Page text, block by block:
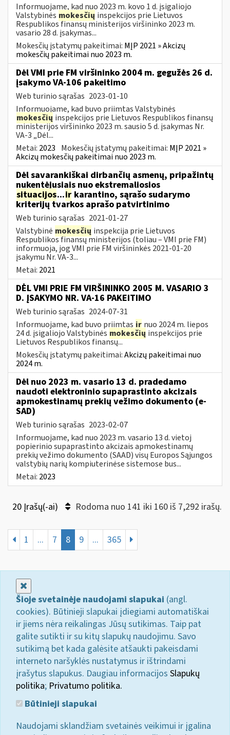
Informuojame, kad nuo 2023 m. kovo 1 d. įsigaliojo
Valstybinės mokesčių inspekcijos prie Lietuvos
Respublikos finansų ministerijos viršininko 2023 m.
vasario 28 d. įsakymas...
Mokesčių įstatymų pakeitimai: MĮP 2021 » Akcizų
mokesčių pakeitimai nuo 2023 m.
Dėl VMI prie FM viršininko 2004 m. gegužės 26 d.
įsakymo VA-106 pakeitimo
Web turinio sąrašas 2023-01-10
Informuojame, kad buvo priimtas Valstybinės
mokesčių inspekcijos prie Lietuvos Respublikos finansų
ministerijos viršininko 2023 m. sausio 5 d. įsakymas Nr.
VA-3 „Dėl...
Metai: 2023 Mokesčių įstatymų pakeitimai: MĮP 2021 »
Akcizų mokesčių pakeitimai nuo 2023 m.
Dėl savarankiškai dirbančių asmenų, pripažintų
nukentėjusiais nuo ekstremaliosios
situacijos...ir karantino, sąrašo sudarymo
kriterijų tvarkos aprašo patvirtinimo
Web turinio sąrašas 2021-01-27
Valstybinė mokesčių inspekcija prie Lietuvos
Respublikos finansų ministerijos (toliau – VMI prie FM)
informuoja, jog VMI prie FM viršininkės 2021-01-20
įsakymu Nr. VA-3...
Metai: 2021
DĖL VMI PRIE FM VIRŠININKO 2005 M. VASARIO 3
D. ĮSAKYMO NR. VA-16 PAKEITIMO
Web turinio sąrašas 2024-07-31
Informuojame, kad buvo priimtas ir nuo 2024 m. liepos
24 d. įsigaliojo Valstybinės mokesčių inspekcijos prie
Lietuvos Respublikos finansų...
Mokesčių įstatymų pakeitimai:Akcizų pakeitimai nuo
2024 m.
Dėl nuo 2023 m. vasario 13 d. pradedamo
naudoti elektroninio supaprastinto akcizais
apmokestinamų prekių vežimo dokumento (e-
SAD)
Web turinio sąrašas 2023-02-07
Informuojame, kad nuo 2023 m. vasario 13 d. vietoj
popierinio supaprastinto akcizais apmokestinamų
prekių vežimo dokumento (SAAD) visų Europos Sąjungos
valstybių narių kompiuterinėse sistemose bus...
Metai: 2023
20 Įrašų(-ai) Rodoma nuo 141 iki 160 iš 7,292 irašų.
1 ... 7 8 9 ... 365
Šioje svetainėje naudojami slapukai (angl.
cookies). Būtinieji slapukai įdiegiami automatiškai
ir jiems nėra reikalingas Jūsų sutikimas. Taip pat
galite sutikti ir su kitų slapukų naudojimu. Savo
sutikimą bet kada galėsite atšaukti pakeisdami
interneto naršyklės nustatymus ir ištrindami
įrašytus slapukus. Daugiau informacijos Slapukų
politika; Privatumo politika.
Būtinieji slapukai
Naudojami sklandžiam svetainės veikimui ir įgalina